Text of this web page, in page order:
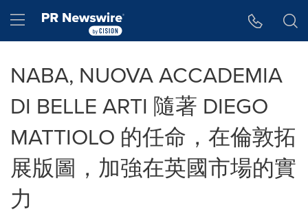
Hamburger menu
NABA, NUOVA ACCADEMIA
DI BELLE ARTI 隨著 DIEGO
MATTIOLO 的任命，在倫敦拓
展版圖，加強在英國市場的實
力